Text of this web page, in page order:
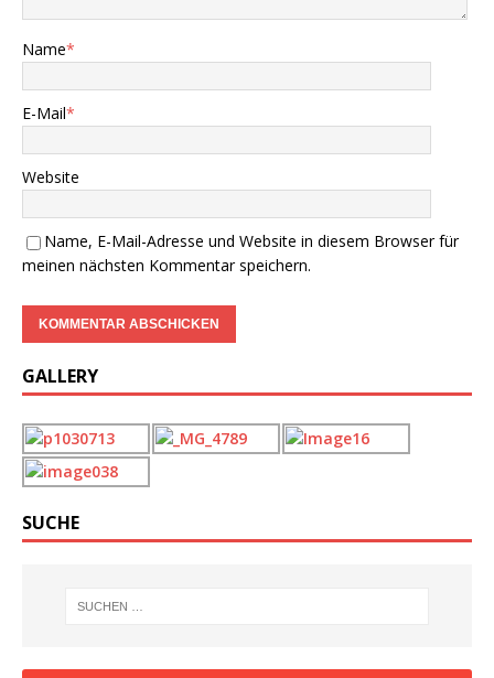
Name*
E-Mail*
Website
Name, E-Mail-Adresse und Website in diesem Browser für
meinen nächsten Kommentar speichern.
GALLERY
SUCHE